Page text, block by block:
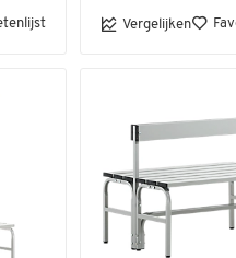
Vergelijken